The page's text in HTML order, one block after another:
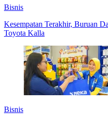
Bisnis
Kesempatan Terakhir, Buruan
Toyota Kalla
Bisnis